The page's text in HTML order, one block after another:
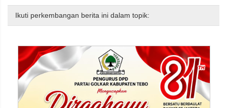
Ikuti perkembangan berita ini dalam topik: